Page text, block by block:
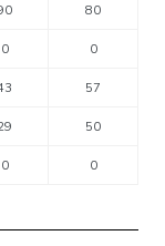
80
0 0
57
50
0 0